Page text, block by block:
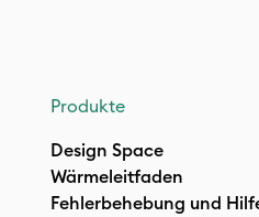
Produkte
Design Space
Wärmeleitfaden
Fehlerbehebung und